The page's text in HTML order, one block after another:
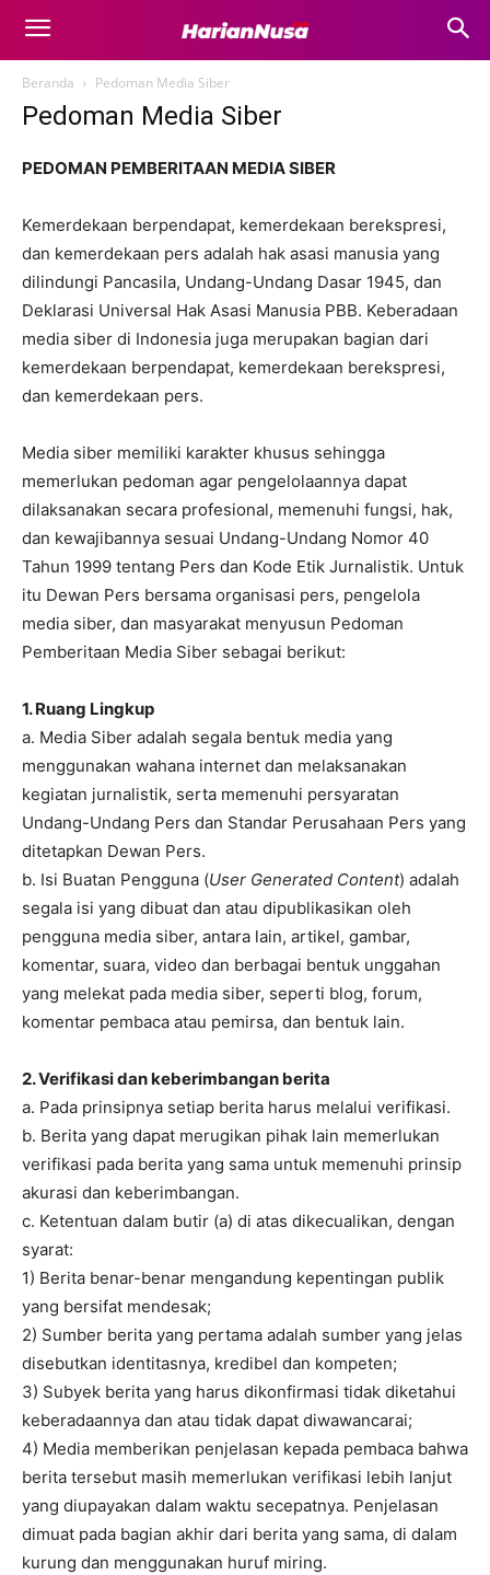
Beranda Pedoman Media Siber
Pedoman Media Siber
PEDOMAN PEMBERITAAN MEDIA SIBER
Kemerdekaan berpendapat, kemerdekaan berekspresi,
dan kemerdekaan pers adalah hak asasi manusia yang
dilindungi Pancasila, Undang-Undang Dasar 1945, dan
Deklarasi Universal Hak Asasi Manusia PBB. Keberadaan
media siber di Indonesia juga merupakan bagian dari
kemerdekaan berpendapat, kemerdekaan berekspresi,
dan kemerdekaan pers.
Media siber memiliki karakter khusus sehingga
memerlukan pedoman agar pengelolaannya dapat
dilaksanakan secara profesional, memenuhi fungsi, hak,
dan kewajibannya sesuai Undang-Undang Nomor 40
Tahun 1999 tentang Pers dan Kode Etik Jurnalistik. Untuk
itu Dewan Pers bersama organisasi pers, pengelola
media siber, dan masyarakat menyusun Pedoman
Pemberitaan Media Siber sebagai berikut:
1. Ruang Lingkup
a. Media Siber adalah segala bentuk media yang
menggunakan wahana internet dan melaksanakan
kegiatan jurnalistik, serta memenuhi persyaratan
Undang-Undang Pers dan Standar Perusahaan Pers yang
ditetapkan Dewan Pers.
b. Isi Buatan Pengguna (User Generated Content) adalah
segala isi yang dibuat dan atau dipublikasikan oleh
pengguna media siber, antara lain, artikel, gambar,
komentar, suara, video dan berbagai bentuk unggahan
yang melekat pada media siber, seperti blog, forum,
komentar pembaca atau pemirsa, dan bentuk lain.
2. Verifikasi dan keberimbangan berita
a. Pada prinsipnya setiap berita harus melalui verifikasi.
b. Berita yang dapat merugikan pihak lain memerlukan
verifikasi pada berita yang sama untuk memenuhi prinsip
akurasi dan keberimbangan.
c. Ketentuan dalam butir (a) di atas dikecualikan, dengan
syarat:
1) Berita benar-benar mengandung kepentingan publik
yang bersifat mendesak;
2) Sumber berita yang pertama adalah sumber yang jelas
disebutkan identitasnya, kredibel dan kompeten;
3) Subyek berita yang harus dikonfirmasi tidak diketahui
keberadaannya dan atau tidak dapat diwawancarai;
4) Media memberikan penjelasan kepada pembaca bahwa
berita tersebut masih memerlukan verifikasi lebih lanjut
yang diupayakan dalam waktu secepatnya. Penjelasan
dimuat pada bagian akhir dari berita yang sama, di dalam
kurung dan menggunakan huruf miring.